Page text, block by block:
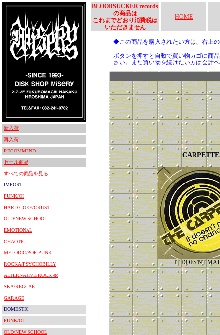
新入荷
再入荷
RECOMMEND
セール商品
すべての商品を見る
IMPORT
PUNK/OI
HARD CORE/CRUST
OLD/NEW SCHOOL
EMOTIONAL
CHAOTIC
MELODIC/POP PUNK
ROCKA/PSYCHOBILLY
ALTERNATIVE/ROCK etc
SKA/REGGAE
GARAGE
DOMESTIC
PUNK/OI
OLD/NEW SCHOOL
BLOODSUCKER records
の商品は
これまでどおり消費税は
いただきません
HOME
◆この商品を購入されたい方は、右上
ボタンを押すと自動で買い物カゴに商
さい。まだ買い物を続けたい方は会計
IT DOES'NT